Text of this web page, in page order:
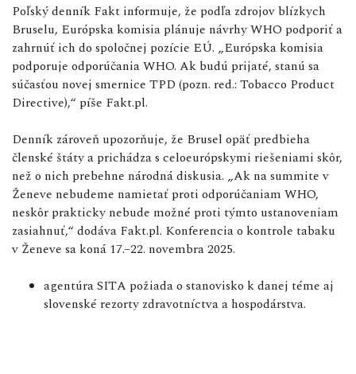
Poľský denník Fakt informuje, že podľa zdrojov blízkych
Bruselu, Európska komisia plánuje návrhy WHO podporiť a
zahrnúť ich do spoločnej pozície EÚ. „Európska komisia
podporuje odporúčania WHO. Ak budú prijaté, stanú sa
súčasťou novej smernice TPD (pozn. red.: Tobacco Product
Directive),“ píše Fakt.pl.
Denník zároveň upozorňuje, že Brusel opäť predbieha
členské štáty a prichádza s celoeurópskymi riešeniami skôr,
než o nich prebehne národná diskusia. „Ak na summite v
Ženeve nebudeme namietať proti odporúčaniam WHO,
neskôr prakticky nebude možné proti týmto ustanoveniam
zasiahnuť,“ dodáva Fakt.pl. Konferencia o kontrole tabaku
v Ženeve sa koná 17.–22. novembra 2025.
agentúra SITA požiada o stanovisko k danej téme aj
slovenské rezorty zdravotníctva a hospodárstva.